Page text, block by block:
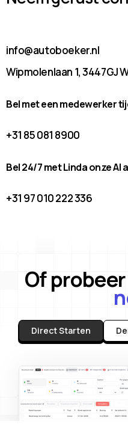
info@autoboeker.nl
Wipmolenlaan 1, 3447GJ
Bel met een medewerker
+31 85 081 8900
Bel 24/7 met Linda onze AI
+31 97 010 222 336
Of
Direct Starten